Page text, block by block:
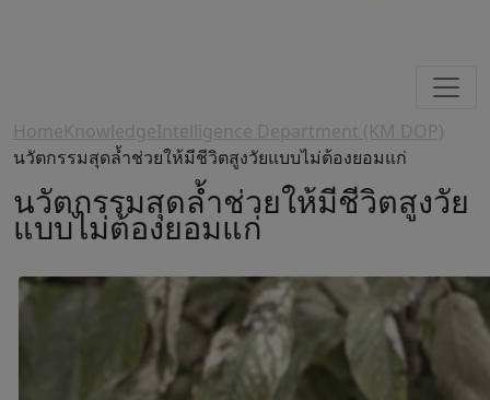
HomeKnowledgeIntelligence Department (KM DOP)
นวัตกรรมสุดล้ำช่วยให้มีชีวิตสูงวัยแบบไม่ต้องยอมแก่
นวัตกรรมสุดล้ำช่วยให้มีชีวิตสูงวัย
แบบไม่ต้องยอมแก่